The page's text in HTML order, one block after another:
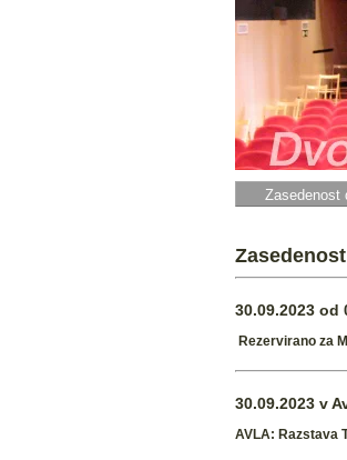
Zasedenost
30.09.2023
Rezervirano za
30.09.2023 v
AVLA: Razstava